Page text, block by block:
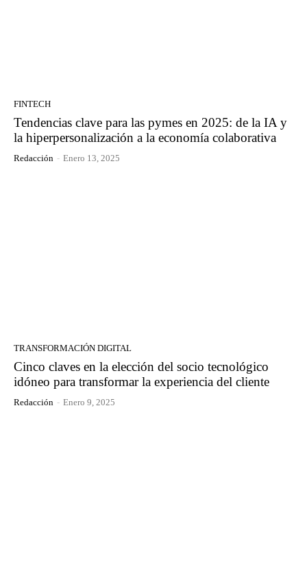
FINTECH
Tendencias clave para las pymes en 2025: de la IA y
la hiperpersonalización a la economía colaborativa
Redacción - Enero 13, 2025
TRANSFORMACIÓN DIGITAL
Cinco claves en la elección del socio tecnológico
idóneo para transformar la experiencia del cliente
Redacción - Enero 9, 2025